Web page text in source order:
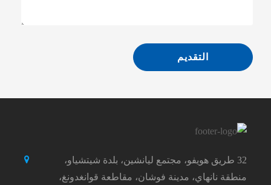
التقديم
32 طريق هويفو، مجتمع ليانشين، بلدة شيتشياو،
منطقة نانهاي، مدينة فوشان، مقاطعة قوانغدونغ،